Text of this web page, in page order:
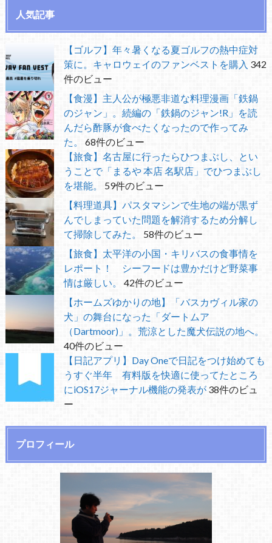
人気記事
【ゴルフ】年々暑くなる夏ゴルフの熱中症対
策に。キャロウェイのファンベストを購入 342
件のビュー
【食漫】主人公が極悪非道な料理漫画「鉄鍋
のジャン」。続編の「鉄鍋のジャン!R」を読
んだら酢豚が食べたくなったので作ってみ
た。
68件のビュー
【旅食】名古屋に行ったらひつまぶし、とい
うことで「まるや 本店 名駅店」でひつまぶし
を堪能。
59件のビュー
【料理道具】パスタマシンで生地の端が黒ず
んでしまっていた問題を解消するため分解し
て掃除してみた。
58件のビュー
【旅食】太平洋の小国・キリバスの食事情を
レポート！ シーフードは豊かだけど野菜事
情は厳しい。
42件のビュー
【ホームズゆかりの地】「バスカヴィル家の
犬」の舞台になった「ダートムア
（Dartmoor)」。荒涼とした魔犬伝説の地へ。
40件のビュー
【日記アプリ】Day Oneで日記をつけ始めても
うすぐ半年 有料版を快適に使ってたところ
にiOS17ジャーナル機能の発表が 38件のビュ
ー
プロフィール